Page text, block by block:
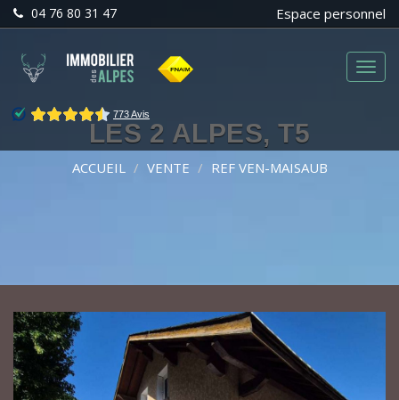
04 76 80 31 47 Espace personnel
Menu
LES 2 ALPES, T5
ACCUEIL VENTE REF VEN-MAISAUB